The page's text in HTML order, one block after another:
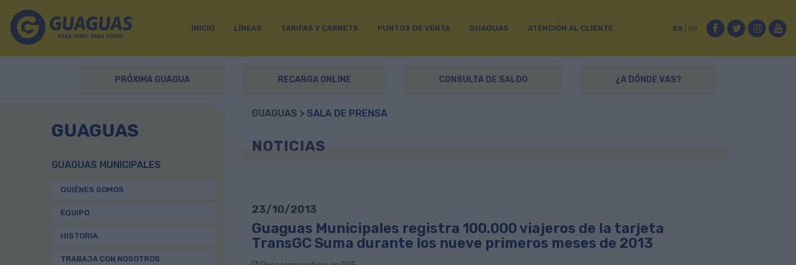
INICIO LÍNEAS TARIFAS Y CARNETS PUNTOS DE VENTA GUAGUAS ATENCIÓN AL CLIENTE Facebook
Twitter
ES EN
PRÓXIMA GUAGUA RECARGA ONLINE CONSULTA DE SALDO ¿A DÓNDE VAS?
GUAGUAS
GUAGUAS MUNICIPALES
QUIÉNES SOMOS
EQUIPO
HISTORIA
TRABAJA CON NOSOTROS
GUAGUAS > SALA DE PRENSA
NOTICIAS
23/10/2013
Guaguas Municipales registra 100.000 viajeros de la tarjeta
TransGC Suma durante los nueve primeros meses de 2013